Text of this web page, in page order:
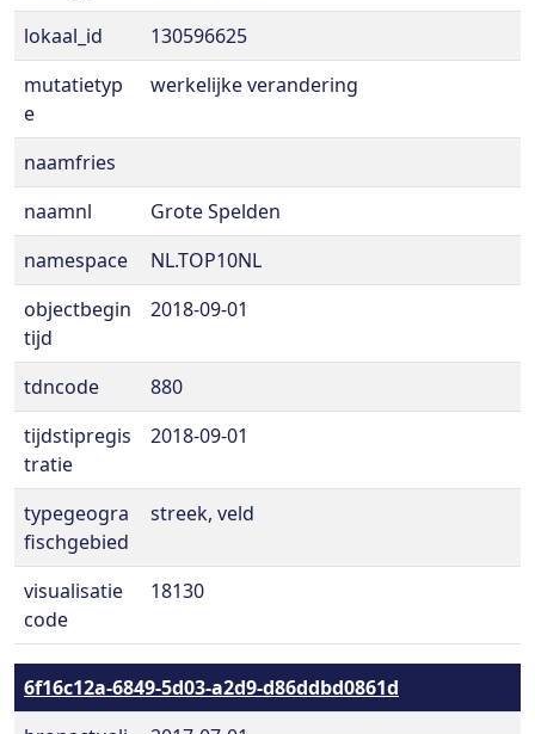
lokaal_id
130596625
mutatietyp
e
werkelijke verandering
naamfries
naamnl
Grote Spelden
namespace
NL.TOP10NL
objectbegin
tijd
2018-09-01
tdncode
880
tijdstipregis
tratie
2018-09-01
typegeogra
fischgebied
streek, veld
visualisatie
code
18130
6f16c12a-6849-5d03-a2d9-d86ddbd0861d